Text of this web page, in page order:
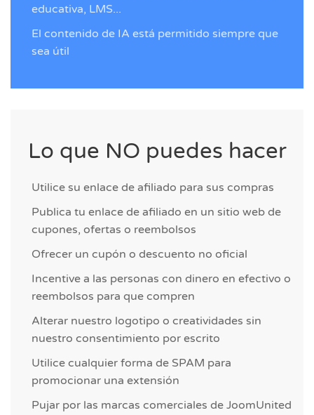
educativa, LMS...
El contenido de IA está permitido siempre que
sea útil
Lo que NO puedes hacer
Utilice su enlace de afiliado para sus compras
Publica tu enlace de afiliado en un sitio web de
cupones, ofertas o reembolsos
Ofrecer un cupón o descuento no oficial
Incentive a las personas con dinero en efectivo o
reembolsos para que compren
Alterar nuestro logotipo o creatividades sin
nuestro consentimiento por escrito
Utilice cualquier forma de SPAM para
promocionar una extensión
Pujar por las marcas comerciales de JoomUnited